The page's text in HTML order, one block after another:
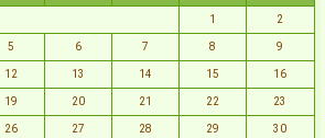
1 2
5 6 7 8 9
12 13 14 15 16
19 20 21 22 23
26 27 28 29 30